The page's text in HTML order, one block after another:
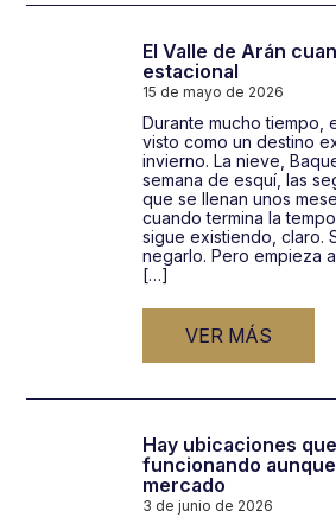
El Valle de Arán
estacional
15 de mayo de 2026
Durante mucho tiempo,
visto como un destino
invierno. La nieve,
semana de esquí, las
que se llenan unos
cuando termina la
sigue existiendo, claro.
negarlo. Pero empieza
[…]
VER MÁS
Hay ubicaciones
funcionando
mercado
3 de junio de 2026